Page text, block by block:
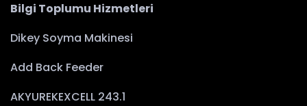
Bilgi Toplumu Hizmetleri
Dikey Soyma Makinesi
Add Back Feeder
AKYUREKEXCELL 243.1